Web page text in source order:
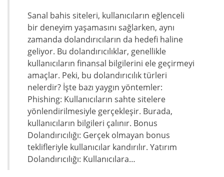
Sanal bahis siteleri, kullanıcıların eğlenceli
bir deneyim yaşamasını sağlarken, aynı
zamanda dolandırıcıların da hedefi haline
geliyor. Bu dolandırıcılıklar, genellikle
kullanıcıların finansal bilgilerini ele geçirmeyi
amaçlar. Peki, bu dolandırıcılık türleri
nelerdir? İşte bazı yaygın yöntemler:
Phishing: Kullanıcıların sahte sitelere
yönlendirilmesiyle gerçekleşir. Burada,
kullanıcıların bilgileri çalınır. Bonus
Dolandırıcılığı: Gerçek olmayan bonus
teklifleriyle kullanıcılar kandırılır. Yatırım
Dolandırıcılığı: Kullanıcılara…